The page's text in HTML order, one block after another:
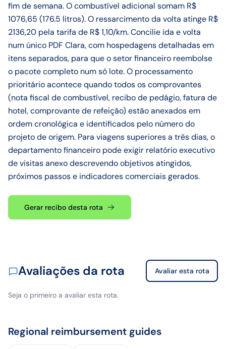
fim de semana. O combustível adicional somam R$
1076,65 (176.5 litros). O ressarcimento da volta atinge R$
2136,20 pela tarifa de R$ 1,10/km. Concilie ida e volta
num único PDF Clara, com hospedagens detalhadas em
itens separados, para que o setor financeiro reembolse
o pacote completo num só lote. O processamento
prioritário acontece quando todos os comprovantes
(nota fiscal de combustível, recibo de pedágio, fatura de
hotel, comprovante de refeição) estão anexados em
ordem cronológica e identificados pelo número do
projeto de origem. Para viagens superiores a três dias, o
departamento financeiro pode exigir relatório executivo
de visitas anexo descrevendo objetivos atingidos,
próximos passos e indicadores comerciais gerados.
Gerar recibo desta rota
Avaliações da rota Avaliar esta rota
Seja o primeiro a avaliar esta rota.
Regional reimbursement guides